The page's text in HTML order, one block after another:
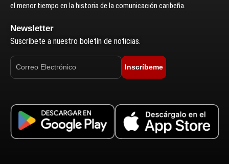
el menor tiempo en la historia de la comunicación caribeña.
Newsletter
Suscríbete a nuestro boletín de noticias.
Inscríbeme